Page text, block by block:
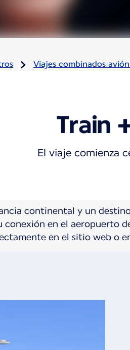
Viajes combinados
Train
El viaje comienza
continental y un
en el aeropuerto
en el sitio web o